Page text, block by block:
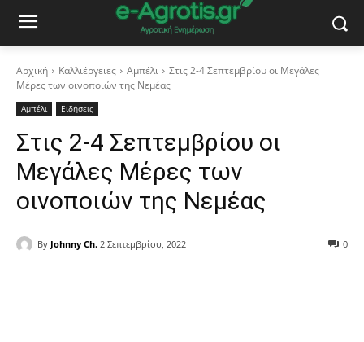
Αρχική Καλλιέργειες Αμπέλι
Στις 2-4 Σεπτεμβρίου οι Μεγάλες
Μέρες των οινοποιών της Νεμέας
Αμπέλι Ειδήσεις
Στις 2-4 Σεπτεμβρίου οι
Μεγάλες Μέρες των
οινοποιών της Νεμέας
By Johnny Ch. 2 Σεπτεμβρίου, 2022 0